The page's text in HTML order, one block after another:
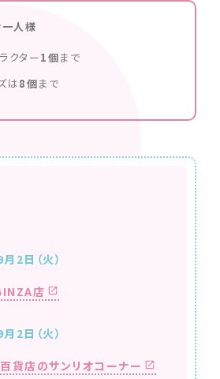
人様
クター1個まで
は8個まで
2日（火）
店
2日（火）
貨店のサンリオコーナー